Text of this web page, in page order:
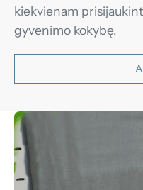
kiekvienam
gyvenimo kokybę.